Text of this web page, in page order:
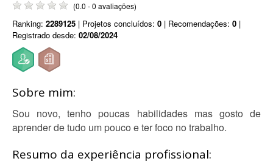
(0.0 - 0 avaliações)
Ranking: 2289125 | Projetos concluídos: 0 | Recomendações: 0 |
Registrado desde: 02/08/2024
Sobre mim:
Sou novo, tenho poucas habilidades mas gosto de
aprender de tudo um pouco e ter foco no trabalho.
Resumo da experiência profissional: